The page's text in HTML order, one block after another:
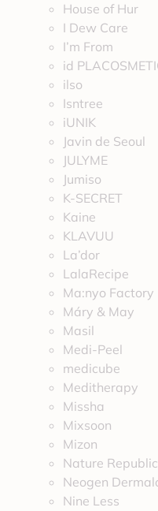
House of Hur
I Dew Care
I’m From
id
ilso
Isntree
iUNIK
Javin de Seoul
JULYME
Jumiso
K-SECRET
Kaine
KLAVUU
La’dor
LalaRecipe
Ma:nyo Factory
Máry & May
Masil
Medi-Peel
medicube
Meditherapy
Missha
Mixsoon
Mizon
Nature Republic
Neogen
Nine Less